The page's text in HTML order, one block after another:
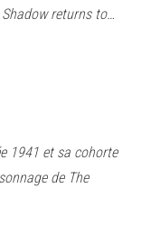
returns to…
1941 et sa cohorte
de The